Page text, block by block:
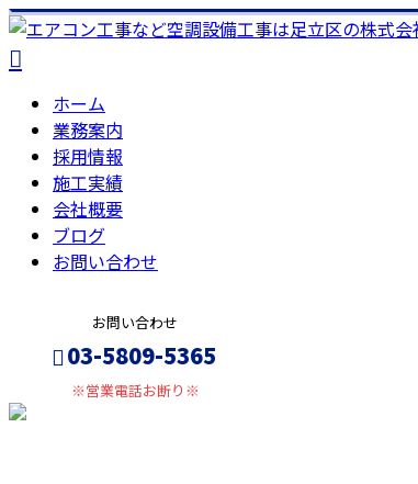
ホーム
業務案内
採用情報
施工実績
会社概要
ブログ
お問い合わせ
お問い合わせ
03-5809-5365
※営業電話お断り※